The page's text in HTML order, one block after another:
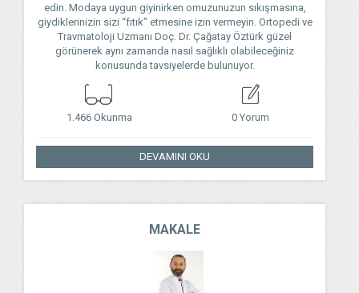
edin. Modaya uygun giyinirken omuzunuzun sıkışmasına,
giydiklerinizin sizi “fıtık” etmesine izin vermeyin. Ortopedi ve
Travmatoloji Uzmanı Doç. Dr. Çağatay Öztürk güzel
görünerek aynı zamanda nasıl sağlıklı olabileceğiniz
konusunda tavsiyelerde bulunuyor.
1.466 Okunma 0 Yorum
DEVAMINI OKU
MAKALE